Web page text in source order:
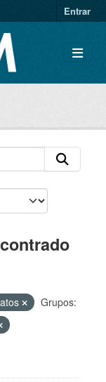
Entrar
Grupos: